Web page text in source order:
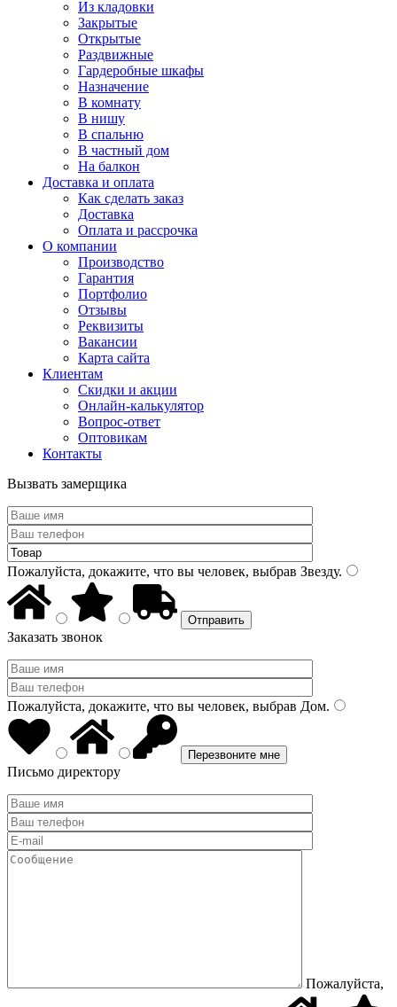
Из кладовки
Закрытые
Открытые
Раздвижные
Гардеробные шкафы
Назначение
В комнату
В нишу
В спальню
В частный дом
На балкон
Доставка и оплата
Как сделать заказ
Доставка
Оплата и рассрочка
О компании
Производство
Гарантия
Портфолио
Отзывы
Реквизиты
Вакансии
Карта сайта
Клиентам
Скидки и акции
Онлайн-калькулятор
Вопрос-ответ
Оптовикам
Контакты
Вызвать замерщика
Пожалуйста, докажите, что вы человек, выбрав Звезду.
Заказать звонок
Пожалуйста, докажите, что вы человек, выбрав Дом.
Письмо директору
Пожалуйста,